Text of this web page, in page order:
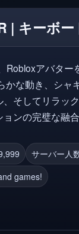
| キーボ
かな動き、シャ
そしてリラッ
ンの完璧な融
サーバー人
games!